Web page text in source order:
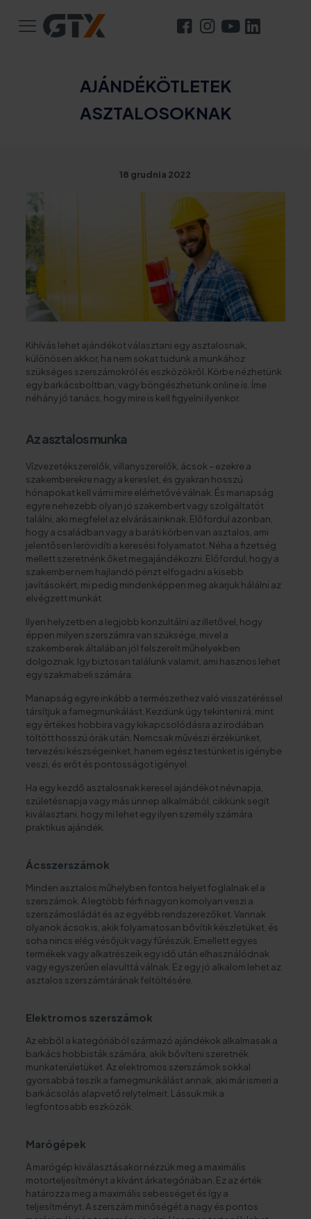
AJÁNDÉKÖTLETEK
ASZTALOSOKNAK
18 grudnia 2022
Kihívás lehet ajándékot választani egy asztalosnak,
különösen akkor, ha nem sokat tudunk a munkához
szükséges szerszámokról és eszközökről. Körbe nézhetünk
egy barkácsboltban, vagy böngészhetünk online is. Íme
néhány jó tanács, hogy mire is kell figyelni ilyenkor.
Az asztalos munka
Vízvezetékszerelők, villanyszerelők, ácsok – ezekre a
szakemberekre nagy a kereslet, és gyakran hosszú
hónapokat kell várni mire elérhetővé válnak. És manapság
egyre nehezebb olyan jó szakembert vagy szolgáltatót
találni, aki megfelel az elvárásainknak. Előfordul azonban,
hogy a családban vagy a baráti körben van asztalos, ami
jelentősen lerövidíti a keresési folyamatot. Néha a fizetség
mellett szeretnénk őket megajándékozni. Előfordul, hogy a
szakember nem hajlandó pénzt elfogadni a kisebb
javításokért, mi pedig mindenképpen meg akarjuk hálálni az
elvégzett munkát.
Ilyen helyzetben a legjobb konzultálni az illetővel, hogy
éppen milyen szerszámra van szüksége, mivel a
szakemberek általában jól felszerelt műhelyekben
dolgoznak. Igy biztosan találunk valamit, ami hasznos lehet
egy szakmabeli számára.
Manapság egyre inkább a természethez való visszatéréssel
társítjuk a famegmunkálást. Kezdünk úgy tekinteni rá, mint
egy értékes hobbira vagy kikapcsolódásra az irodában
töltött hosszú órák után. Nemcsak művészi érzékünket,
tervezési készségeinket, hanem egész testünket is igénybe
veszi, és erőt és pontosságot igényel.
Ha egy kezdő asztalosnak keresel ajándékot névnapja,
születésnapja vagy más ünnep alkalmából, cikkünk segít
kiválasztani, hogy mi lehet egy ilyen személy számára
praktikus ajándék.
Ácsszerszámok
Minden asztalos műhelyben fontos helyet foglalnak el a
szerszámok. A legtöbb férfi nagyon komolyan veszi a
szerszámosládát és az egyébb rendszerezőket. Vannak
olyanok ácsok is, akik folyamatosan bővítik készletüket, és
soha nincs elég vésőjük vagy fűrészük. Emellett egyes
termékek vagy alkatrészeik egy idő után elhasználódnak
vagy egyszerűen elavulttá válnak. Ez egy jó alkalom lehet az
asztalos szerszámtárának feltöltésére.
Elektromos szerszámok
Az ebből a kategóriából származó ajándékok alkalmasak a
barkács hobbisták számára, akik bővíteni szeretnék
munkaterületüket. Az elektromos szerszámok sokkal
gyorsabbá teszik a famegmunkálást annak, aki már ismeri a
barkácsolás alapvető relytelmeit. Lássuk mik a
legfontosabb eszközök.
Marógépek
A marógép kiválasztásakor nézzük meg a maximális
motorteljesítményt a kívánt árkategóriában. Ez az érték
határozza meg a maximális sebességet és így a
teljesítményt. A szerszám minőségét a nagy és pontos